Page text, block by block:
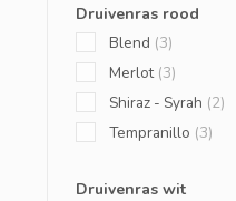
Druivenras rood
Blend (3)
Merlot (3)
Shiraz - Syrah (2)
Tempranillo (3)
Druivenras wit